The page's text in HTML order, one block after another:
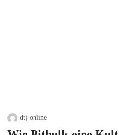
dtj-online